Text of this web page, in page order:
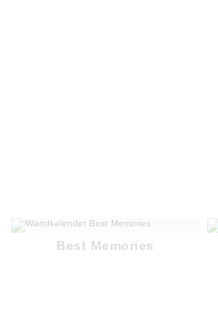
Best Memories